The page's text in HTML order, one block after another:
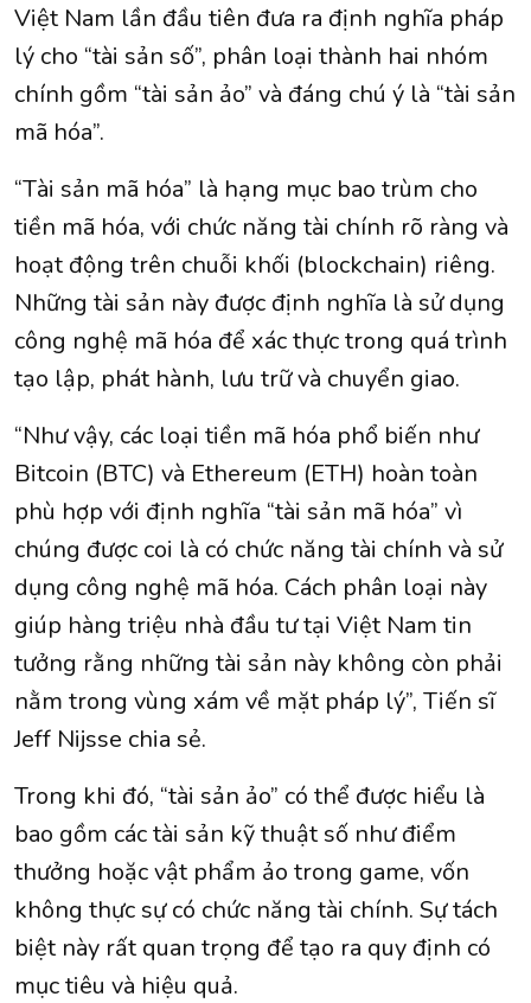
Việt Nam lần đầu tiên đưa ra định nghĩa pháp
lý cho “tài sản số”, phân loại thành hai nhóm
chính gồm “tài sản ảo” và đáng chú ý là “tài sản
mã hóa”.
“Tài sản mã hóa” là hạng mục bao trùm cho
tiền mã hóa, với chức năng tài chính rõ ràng và
hoạt động trên chuỗi khối (blockchain) riêng.
Những tài sản này được định nghĩa là sử dụng
công nghệ mã hóa để xác thực trong quá trình
tạo lập, phát hành, lưu trữ và chuyển giao.
“Như vậy, các loại tiền mã hóa phổ biến như
Bitcoin (BTC) và Ethereum (ETH) hoàn toàn
phù hợp với định nghĩa “tài sản mã hóa” vì
chúng được coi là có chức năng tài chính và sử
dụng công nghệ mã hóa. Cách phân loại này
giúp hàng triệu nhà đầu tư tại Việt Nam tin
tưởng rằng những tài sản này không còn phải
nằm trong vùng xám về mặt pháp lý”, Tiến sĩ
Jeff Nijsse chia sẻ.
Trong khi đó, “tài sản ảo” có thể được hiểu là
bao gồm các tài sản kỹ thuật số như điểm
thưởng hoặc vật phẩm ảo trong game, vốn
không thực sự có chức năng tài chính. Sự tách
biệt này rất quan trọng để tạo ra quy định có
mục tiêu và hiệu quả.